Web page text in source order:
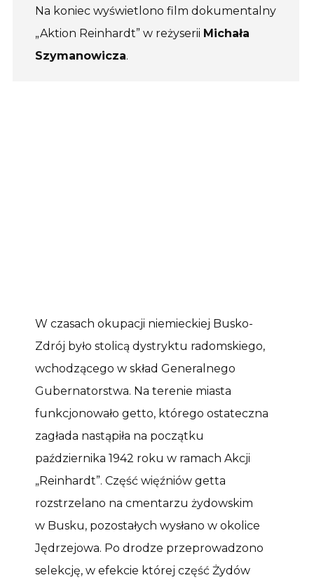
Na koniec wyświetlono film dokumentalny
„Aktion Reinhardt” w reżyserii Michała
Szymanowicza.
W czasach okupacji niemieckiej Busko-
Zdrój było stolicą dystryktu radomskiego,
wchodzącego w skład Generalnego
Gubernatorstwa. Na terenie miasta
funkcjonowało getto, którego ostateczna
zagłada nastąpiła na początku
października 1942 roku w ramach Akcji
„Reinhardt”. Część więźniów getta
rozstrzelano na cmentarzu żydowskim
w Busku, pozostałych wysłano w okolice
Jędrzejowa. Po drodze przeprowadzono
selekcję, w efekcie której część Żydów